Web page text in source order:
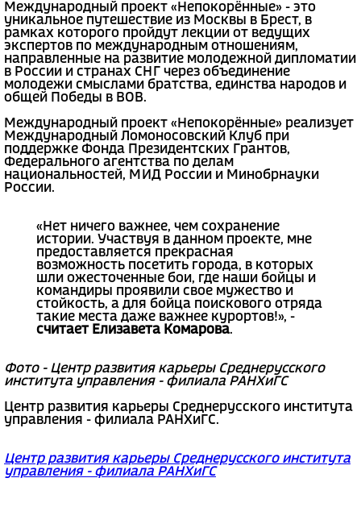
Международный проект «Непокорённые» - это
уникальное путешествие из Москвы в Брест, в
рамках которого пройдут лекции от ведущих
экспертов по международным отношениям,
направленные на развитие молодежной дипломатии
в России и странах СНГ через объединение
молодежи смыслами братства, единства народов и
общей Победы в ВОВ.
Международный проект «Непокорённые» реализует
Международный Ломоносовский Клуб при
поддержке Фонда Президентских Грантов,
Федерального агентства по делам
национальностей, МИД России и Минобрнауки
России.
«Нет ничего важнее, чем сохранение
истории. Участвуя в данном проекте, мне
предоставляется прекрасная
возможность посетить города, в которых
шли ожесточенные бои, где наши бойцы и
командиры проявили свое мужество и
стойкость, а для бойца поискового отряда
такие места даже важнее курортов!», -
считает Елизавета Комарова.
Фото - Центр развития карьеры Среднерусского
института управления - филиала РАНХиГС
Центр развития карьеры Среднерусского института
управления - филиала РАНХиГС.
Центр развития карьеры Среднерусского института
управления - филиала РАНХиГС